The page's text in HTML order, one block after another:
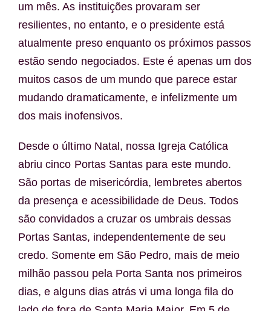
um mês. As instituições provaram ser
resilientes, no entanto, e o presidente está
atualmente preso enquanto os próximos passos
estão sendo negociados. Este é apenas um dos
muitos casos de um mundo que parece estar
mudando dramaticamente, e infelizmente um
dos mais inofensivos.
Desde o último Natal, nossa Igreja Católica
abriu cinco Portas Santas para este mundo.
São portas de misericórdia, lembretes abertos
da presença e acessibilidade de Deus. Todos
são convidados a cruzar os umbrais dessas
Portas Santas, independentemente de seu
credo. Somente em São Pedro, mais de meio
milhão passou pela Porta Santa nos primeiros
dias, e alguns dias atrás vi uma longa fila do